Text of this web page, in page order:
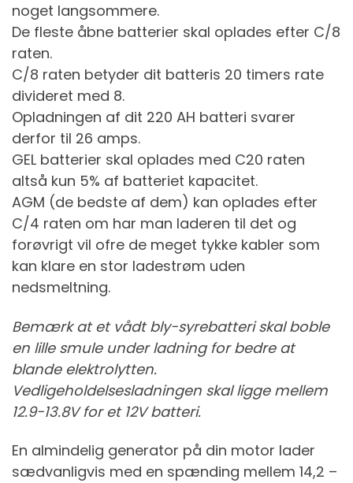
noget langsommere.
De fleste åbne batterier skal oplades efter C/8
raten.
C/8 raten betyder dit batteris 20 timers rate
divideret med 8.
Opladningen af dit 220 AH batteri svarer
derfor til 26 amps.
GEL batterier skal oplades med C20 raten
altså kun 5% af batteriet kapacitet.
AGM (de bedste af dem) kan oplades efter
C/4 raten om har man laderen til det og
forøvrigt vil ofre de meget tykke kabler som
kan klare en stor ladestrøm uden
nedsmeltning.
Bemærk at et vådt bly-syrebatteri skal boble
en lille smule under ladning for bedre at
blande elektrolytten.
Vedligeholdelsesladningen skal ligge mellem
12.9-13.8V for et 12V batteri.
En almindelig generator på din motor lader
sædvanligvis med en spænding mellem 14,2 –